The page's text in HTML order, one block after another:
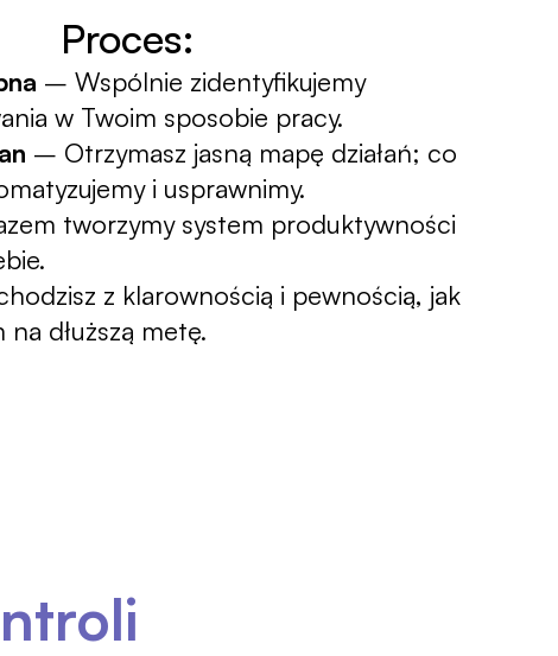
Proces:
– Wspólnie zidentyfikujemy
w Twoim sposobie pracy.
– Otrzymasz jasną mapę działań; co
i usprawnimy.
tworzymy system produktywności
z klarownością i pewnością, jak
dłuższą metę.